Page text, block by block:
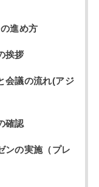
進め方
挨拶
会議の流れ(アジ
確認
ンの実施（プレ